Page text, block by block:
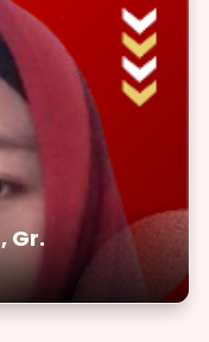
Gr.
Gr.
langkah kecil